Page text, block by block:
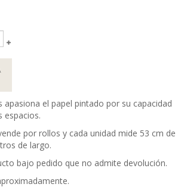
apasiona el papel pintado por su capacidad
espacios.
por rollos y cada unidad mide 53 cm de
de largo.
bajo pedido que no admite devolución.